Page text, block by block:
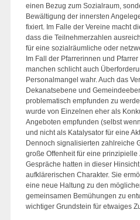
einen Bezug zum Sozialraum,
Bewältigung der innersten
fixiert. Im Falle der Vereine macht
dass die Teilnehmerzahlen
für eine sozialräumliche oder
Im Fall der Pfarrerinnen und
manchen schlicht auch
Personalmangel wahr. Auch das
Dekanatsebene und
problematisch empfunden zu
wurde von Einzelnen eher als
Angeboten empfunden (selbst
und nicht als Katalysator für eine
Dennoch signalisierten zahlreiche
große Offenheit für eine prinzipielle
Gespräche hatten in dieser
aufklärerischen Charakter. Sie
eine neue Haltung zu den
gemeinsamen Bemühungen zu
wichtiger Grundstein für etwaiges